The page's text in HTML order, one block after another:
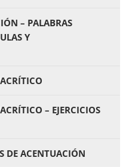
– PALABRAS
Y
– EJERCICIOS
DE ACENTUACIÓN